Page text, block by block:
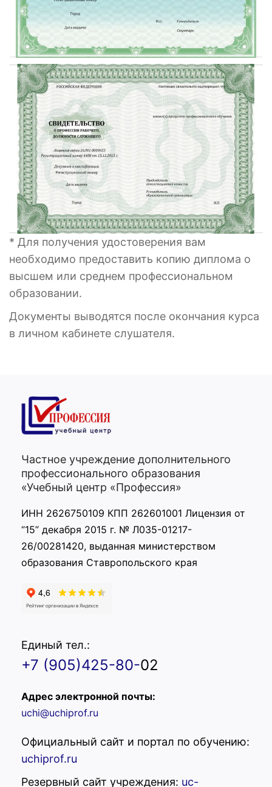
* Для получения удостоверения вам
необходимо предоставить копию диплома о
высшем или среднем профессиональном
образовании.
Документы выводятся после окончания курса
в личном кабинете слушателя.
Частное учреждение дополнительного
профессионального образования
«Учебный центр «Профессия»
ИНН 2626750109 КПП 262601001 Лицензия от
“15” декабря 2015 г. № Л035-01217-
26/00281420, выданная министерством
образования Ставропольского края
Единый тел.:
+7 (905)425-80-02
Адрес электронной почты:
uchi@uchiprof.ru
Официальный сайт и портал по обучению:
uchiprof.ru
Резервный сайт учреждения: uc-